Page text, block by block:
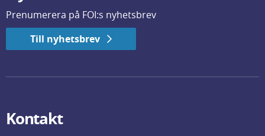
Prenumerera på FOI:s nyhetsbrev
Till nyhetsbrev
Kontakt